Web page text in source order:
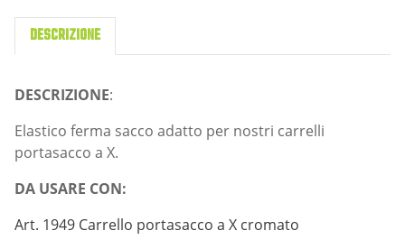
DESCRIZIONE
DESCRIZIONE:
Elastico ferma sacco adatto per nostri carrelli
portasacco a X.
DA USARE CON:
Art. 1949 Carrello portasacco a X cromato